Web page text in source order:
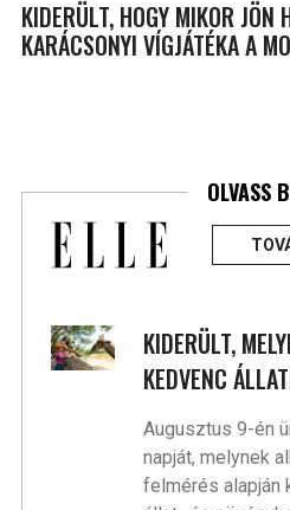
KIDERÜLT, HOGY MIKOR JÖN
KARÁCSONYI VÍGJÁTÉKA A
OLVASS
KIDERÜLT,
KEDVENC
Augusztus 9-én
napját, melynek
felmérés alapján